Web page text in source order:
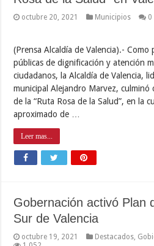
octubre 20, 2021 Municipios 0
(Prensa Alcaldía de Valencia).- Como
públicas de dignificación y atención
ciudadanos, la Alcaldía de Valencia,
municipal Alejandro Marvez, culminó
de la “Ruta Rosa de la Salud”, en la
aproximado de …
Leer mas...
Gobernación activó Plan
Sur de Valencia
octubre 19, 2021 Destacados